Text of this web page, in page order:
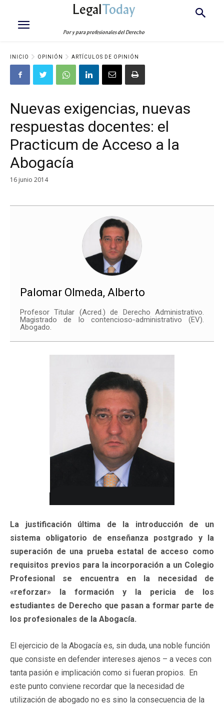
LegalToday
Por y para profesionales del Derecho
INICIO OPINIÓN ARTÍCULOS DE OPINIÓN
Nuevas exigencias, nuevas
respuestas docentes: el
Practicum de Acceso a la
Abogacía
16 junio 2014
Palomar Olmeda, Alberto
Profesor Titular (Acred.) de Derecho Administrativo.
Magistrado de lo contencioso-administrativo (EV).
Abogado.
La justificación última de la introducción de un
sistema obligatorio de enseñanza postgrado y la
superación de una prueba estatal de acceso como
requisitos previos para la incorporación a un Colegio
Profesional se encuentra en la necesidad de
«reforzar» la formación y la pericia de los
estudiantes de Derecho que pasan a formar parte de
los profesionales de la Abogacía.
El ejercicio de la Abogacía es, sin duda, una noble función
que consiste en defender intereses ajenos – a veces con
tanta pasión e implicación como si fueran propios. En
este punto conviene recordar que la necesidad de
utilización de abogado no es sino la consecuencia de la